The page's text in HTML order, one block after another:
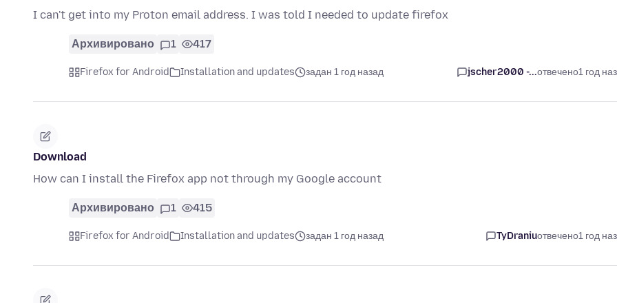
I can't get into my Proton email address. I was told I needed to update firefox
Архивировано 1 417
Firefox for Android Installation and updates задан 1 год назад jscher2000 -...отвечено1 год
Download
How can I install the Firefox app not through my Google account
Архивировано 1 415
Firefox for Android Installation and updates задан 1 год назад TyDraniuотвечено1 год